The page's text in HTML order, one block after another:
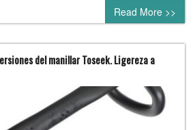
Read More >>
del manillar Toseek. Ligereza a